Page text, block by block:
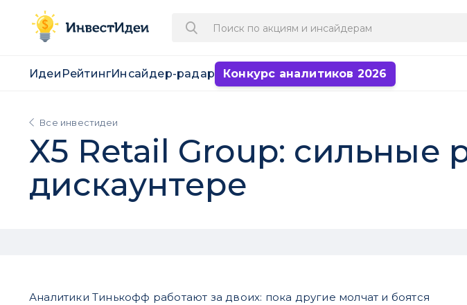
Идеи РейтингИнсайдер-радар Конкурс аналитиков 2026
Все инвестидеи
X5 Retail Group: сильные
дискаунтере
Аналитики Тинькофф работают за двоих: пока другие молчат и боятся